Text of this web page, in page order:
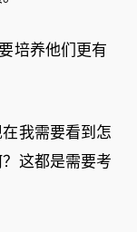
培养他们更有
我需要看到怎
这都是需要考